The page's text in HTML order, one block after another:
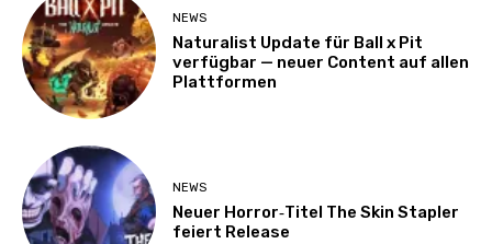
NEWS
Naturalist Update für Ball x Pit
verfügbar — neuer Content auf allen
Plattformen
NEWS
Neuer Horror‑Titel The Skin Stapler
feiert Release